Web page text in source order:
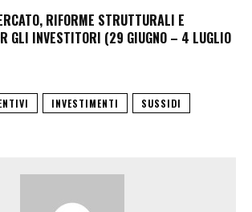
RIFORME STRUTTURALI E
GLI INVESTITORI (29 GIUGNO – 4 LUGLIO
INVESTIMENTI SUSSIDI